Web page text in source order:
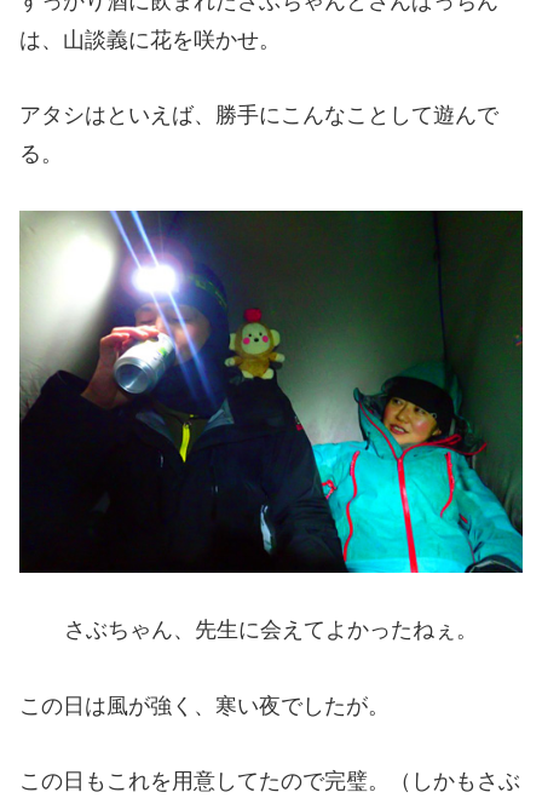
は、山談義に花を咲かせ。
アタシはといえば、勝手にこんなことして遊んで
る。
さぶちゃん、先生に会えてよかったねぇ。
この日は風が強く、寒い夜でしたが。
この日もこれを用意してたので完璧。（しかもさぶ